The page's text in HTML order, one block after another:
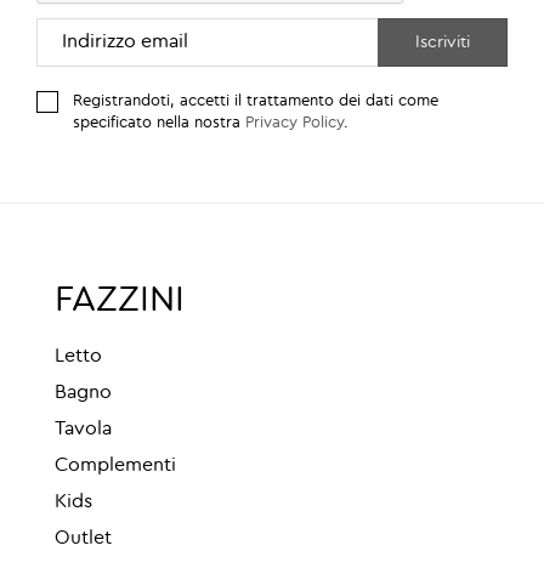
Registrandoti, accetti il trattamento dei dati come
specificato nella nostra Privacy Policy.
FAZZINI
Letto
Bagno
Tavola
Complementi
Kids
Outlet